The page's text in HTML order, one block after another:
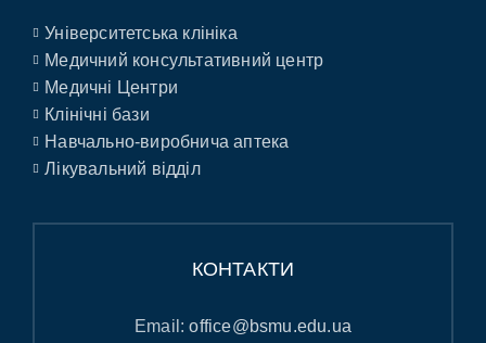
Університетська клініка
Медичний консультативний центр
Медичні Центри
Клінічні бази
Навчально-виробнича аптека
Лікувальний відділ
КОНТАКТИ
Email:office@bsmu.edu.ua